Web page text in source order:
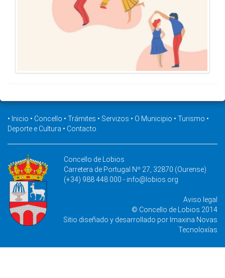
• Inicio • Concello • Trámites • Servizos • O Municipio • Turismo •
Deporte e Cultura • Contacto
Concello de Lobios
Carretera de Portugal Nº 27, 32870 (Ourense)
(+34) 988 448 000 - info@lobios.org
Aviso legal
© Concello de Lobios 2014
Sitio diseñado y desarrollado por Imaxina Novas
Tecnoloxías